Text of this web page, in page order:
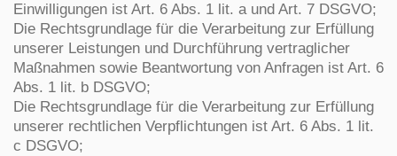
Einwilligungen ist Art. 6 Abs. 1 lit. a und Art. 7 DSGVO;
Die Rechtsgrundlage für die Verarbeitung zur Erfüllung
unserer Leistungen und Durchführung vertraglicher
Maßnahmen sowie Beantwortung von Anfragen ist Art. 6
Abs. 1 lit. b DSGVO;
Die Rechtsgrundlage für die Verarbeitung zur Erfüllung
unserer rechtlichen Verpflichtungen ist Art. 6 Abs. 1 lit.
c DSGVO;